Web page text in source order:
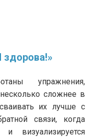
здорова!»
упражнения,
сложнее в
их лучше с
связи, когда
визуализируется